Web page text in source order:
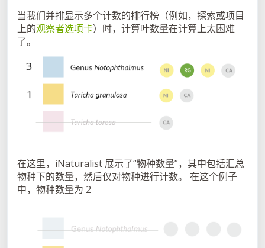
当我们并排显示多个计数的排行榜（例如，探索或项目
上的观察者选项卡）时，计算叶数量在计算上太困难
了。
在这里，iNaturalist 展示了“物种数量”，其中包括汇总
物种下的数量，然后仅对物种进行计数。 在这个例子
中，物种数量为 2